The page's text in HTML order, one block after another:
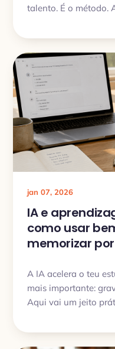
talento. É o método.
vocabulário e por
quase sempre
jan 07, 2026
IA e
como usar
memorizar
A IA acelera o teu
mais importante:
Aqui vai um jeito